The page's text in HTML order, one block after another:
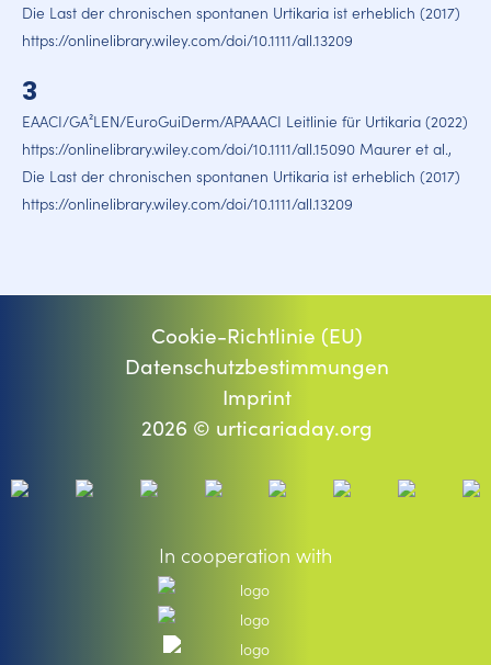
Die Last der chronischen spontanen Urtikaria ist erheblich (2017)
https://onlinelibrary.wiley.com/doi/10.1111/all.13209
3
EAACI/GA²LEN/EuroGuiDerm/APAAACI Leitlinie für Urtikaria (2022)
https://onlinelibrary.wiley.com/doi/10.1111/all.15090 Maurer et al.,
Die Last der chronischen spontanen Urtikaria ist erheblich (2017)
https://onlinelibrary.wiley.com/doi/10.1111/all.13209
Cookie-Richtlinie (EU)
Datenschutzbestimmungen
Imprint
2026 © urticariaday.org
In cooperation with